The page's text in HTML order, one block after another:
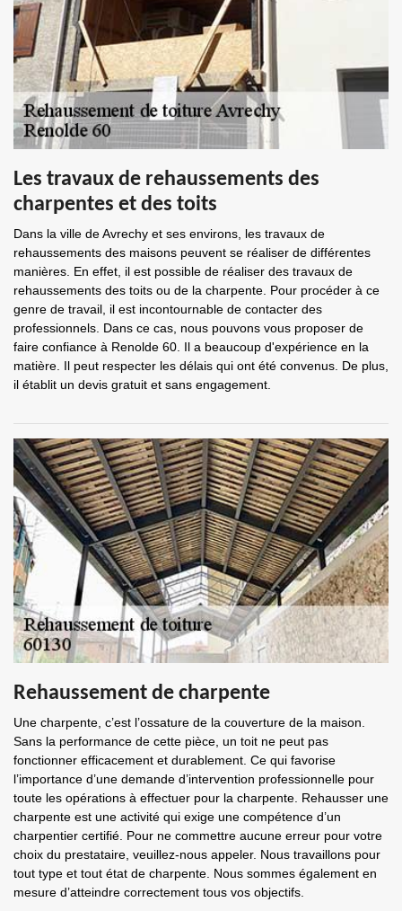
Les travaux de rehaussements des
charpentes et des toits
Dans la ville de Avrechy et ses environs, les travaux de
rehaussements des maisons peuvent se réaliser de différentes
manières. En effet, il est possible de réaliser des travaux de
rehaussements des toits ou de la charpente. Pour procéder à ce
genre de travail, il est incontournable de contacter des
professionnels. Dans ce cas, nous pouvons vous proposer de
faire confiance à Renolde 60. Il a beaucoup d'expérience en la
matière. Il peut respecter les délais qui ont été convenus. De plus,
il établit un devis gratuit et sans engagement.
Rehaussement de charpente
Une charpente, c’est l’ossature de la couverture de la maison.
Sans la performance de cette pièce, un toit ne peut pas
fonctionner efficacement et durablement. Ce qui favorise
l’importance d’une demande d’intervention professionnelle pour
toute les opérations à effectuer pour la charpente. Rehausser une
charpente est une activité qui exige une compétence d’un
charpentier certifié. Pour ne commettre aucune erreur pour votre
choix du prestataire, veuillez-nous appeler. Nous travaillons pour
tout type et tout état de charpente. Nous sommes également en
mesure d’atteindre correctement tous vos objectifs.